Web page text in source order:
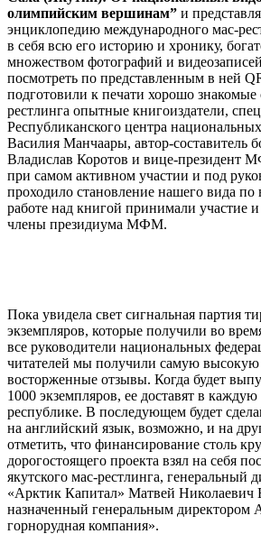
олимпийским вершинам” и
энциклопедию международного мас-
в себя всю его историю и хронику,
множеством фотографий и
посмотреть по представленным в ней
подготовили к печати хорошо
рестлинга опытные книгоиздатели,
Республиканского центра
Василия Манчаары, автор-составитель
Владислав Коротов и вице-президент
при самом активном участии и под
проходило становление нашего вида по
работе над книгой принимали участие
члены президиума МФМ.
Пока увидела свет сигнальная партия
экземпляров, которые получили во
все руководители национальных
читателей мы получили самую высокую
восторженные отзывы. Когда будет
1000 экземпляров, ее доставят в
республике. В последующем будет
на английский язык, возможно, и на
отметить, что финансирование столь
дорогостоящего проекта взял на себя
якутского мас-рестлинга, генеральный
«Арктик Капитал» Матвей Николаевич
назначенный генеральным директором
горнорудная компания».